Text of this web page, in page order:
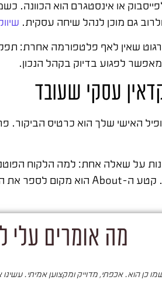
או אינסטגרם הוא
גם מוכן לנהל שיחה עסקית.
שאין לאף פלטפורמה אחרת:
לפגוע בדיוק בקהל הנכון.
עסקי שעובד
האישי שלך הוא כרטיס
מה אומרים עלי
כן הוא. אכפתי, מדוייק ומקצוען אמיתי. עשינו